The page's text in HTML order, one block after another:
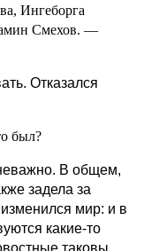
Ингеборга
Смехов. —
Отказался
был?
В общем,
задела за
мир: и в
какие‑то
таковы,